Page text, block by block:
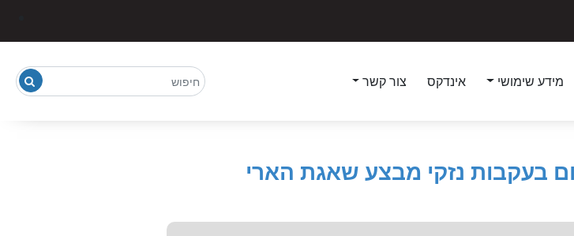
מידע שימושי אינדקס צור קשר
בעקבות נזקי מבצע שאגת הארי